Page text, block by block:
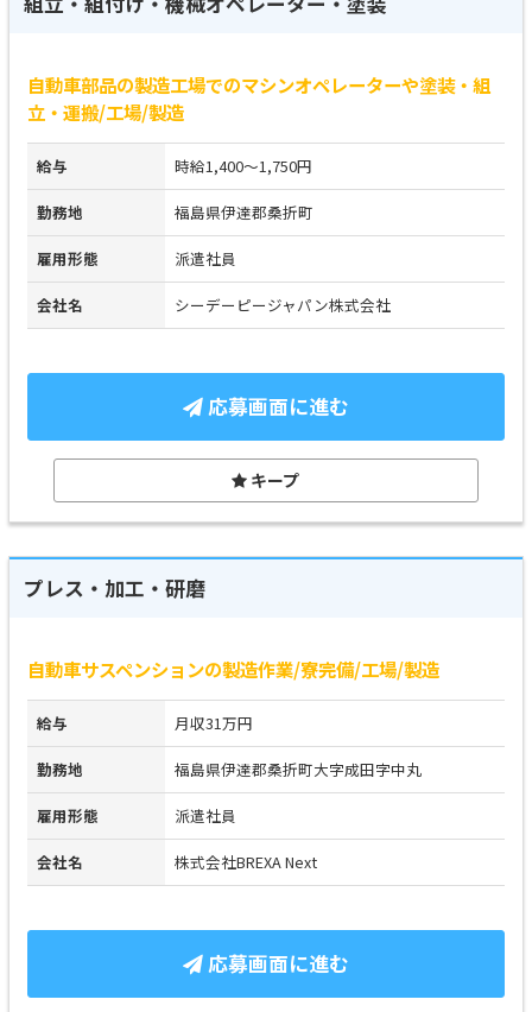
自動車部品の製造工場でのマシンオペレーターや塗装・組
立・運搬/工場/製造
給与 時給1,400～1,750円
勤務地 福島県伊達郡桑折町
雇用形態 派遣社員
会社名 シーデーピージャパン株式会社
応募画面に進む
キープ
プレス・加工・研磨
自動車サスペンションの製造作業/寮完備/工場/製造
給与 月収31万円
勤務地 福島県伊達郡桑折町大字成田字中丸
雇用形態 派遣社員
会社名 株式会社BREXA Next
応募画面に進む